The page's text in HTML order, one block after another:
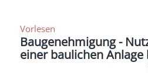
Vorlesen
Baugenehmigung -
einer baulichen Anlage